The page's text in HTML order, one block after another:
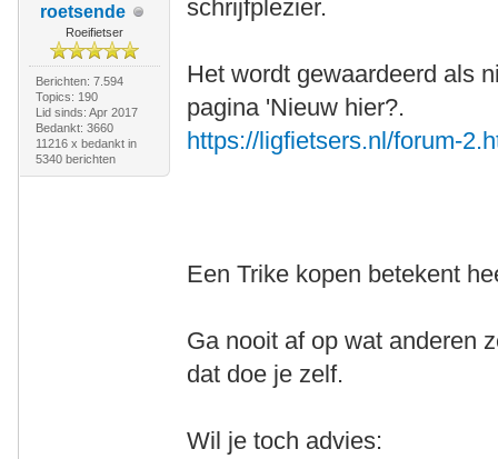
roetsende
Roeifietser
Berichten: 7.594
Topics: 190
Lid sinds: Apr 2017
Bedankt: 3660
11216 x bedankt in
5340 berichten
schrijfplezier.
Het wordt gewaardeerd als
pagina 'Nieuw hier?.
https://ligfietsers.nl/forum-
Een Trike kopen betekent
Ga nooit af op wat anderen
dat doe je zelf.
Wil je toch advies: